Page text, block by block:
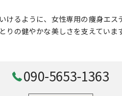
けるように、女性専用の痩身エ
りの健やかな美しさを支えていま
090-5653-1363